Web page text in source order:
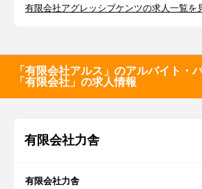
有限会社アグレッシブケンツの求人一覧を
「有限会社アルス」のアルバイト・
「有限会社」の求人情報
有限会社力舎
有限会社力舎